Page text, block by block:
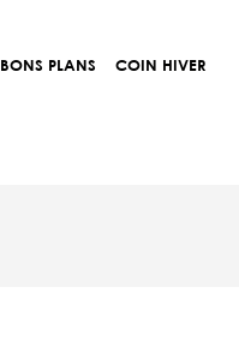
BONS PLANS COIN HIVER